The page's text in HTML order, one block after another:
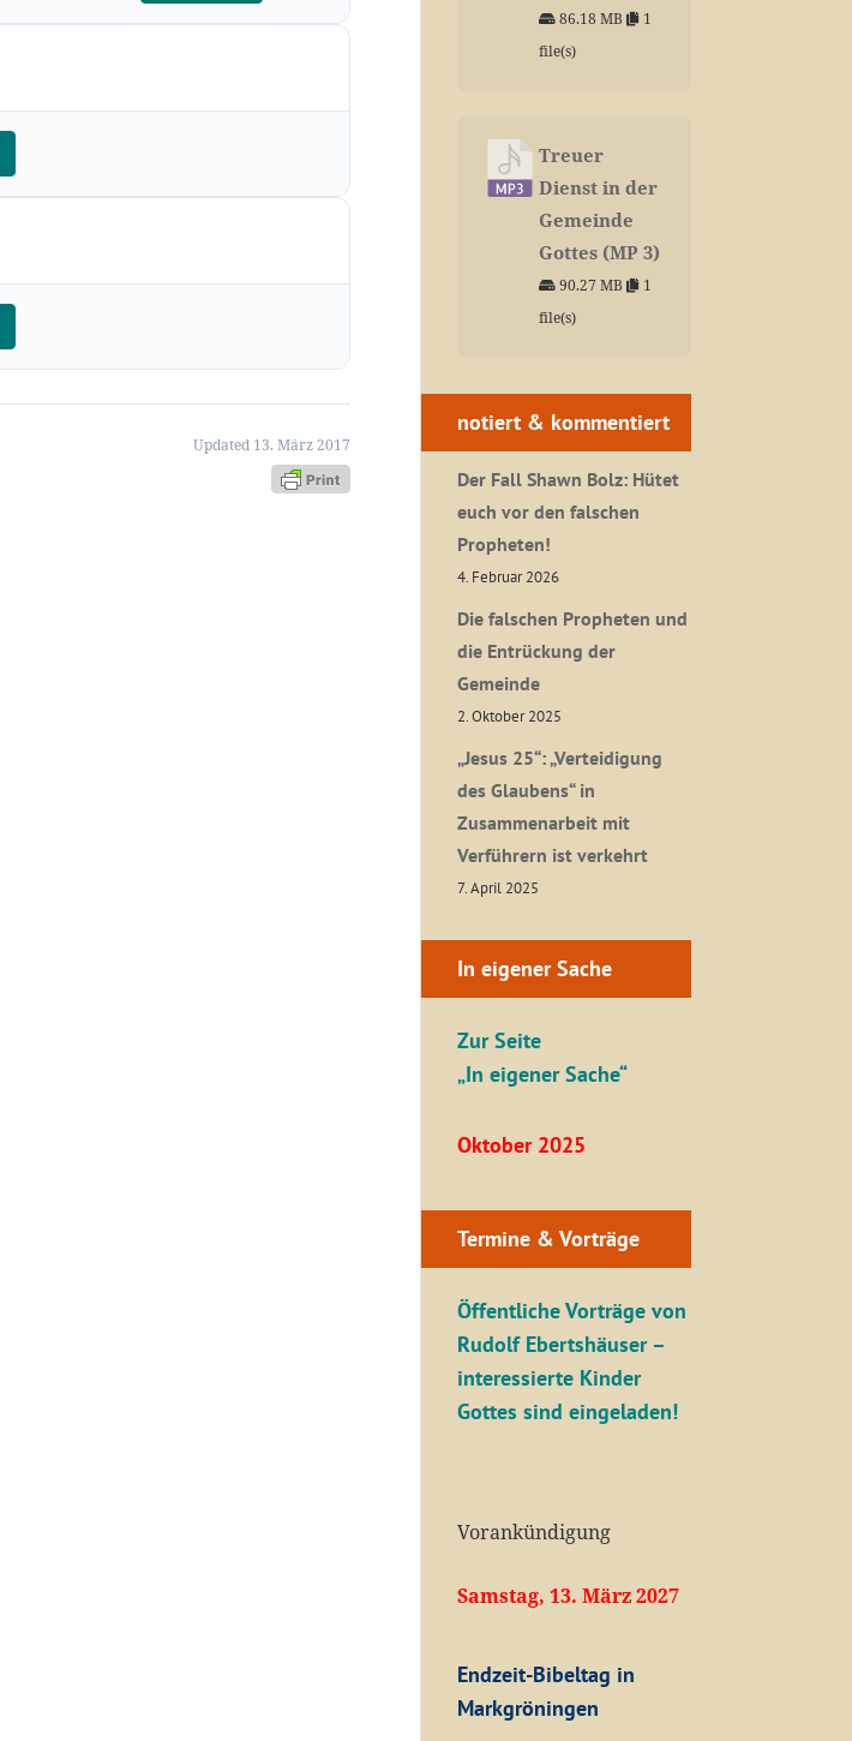
Updated 13. März 2017
86.18 MB
1
file(s)
Treuer
Dienst in der
Gemeinde
Gottes (MP 3)
90.27 MB
1
file(s)
notiert & kommentiert
Der Fall Shawn Bolz: Hütet
euch vor den falschen
Propheten!
4. Februar 2026
Die falschen Propheten und
die Entrückung der
Gemeinde
2. Oktober 2025
„Jesus 25“: „Verteidigung
des Glaubens“ in
Zusammenarbeit mit
Verführern ist verkehrt
7. April 2025
In eigener Sache
Zur Seite
„In eigener Sache“
Oktober 2025
Termine & Vorträge
Öffentliche Vorträge von
Rudolf Ebertshäuser –
interessierte Kinder
Gottes sind eingeladen!
Vorankündigung
Samstag, 13. März 2027
Endzeit-Bibeltag in
Markgröningen